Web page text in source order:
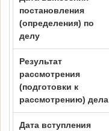
постановления
(определения) по
делу
Результат
рассмотрения
(подготовки к
рассмотрению) дела
Дата вступления